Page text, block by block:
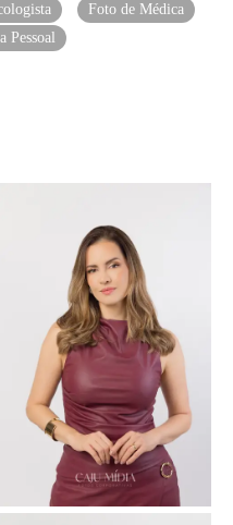
Foto de Médica
Pessoal